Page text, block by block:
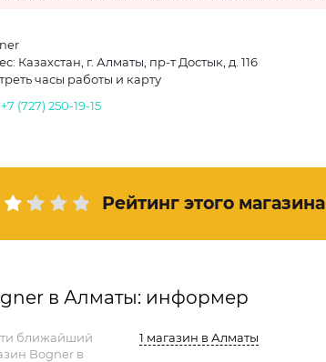
Казахстан, г. Алматы, пр-т Достык, д. 116
часы работы и карту
+7 (727) 250-19-15
Рейтинг этого магазина
в Алматы: информер
ближайший
Bogner в
1 магазин в Алматы